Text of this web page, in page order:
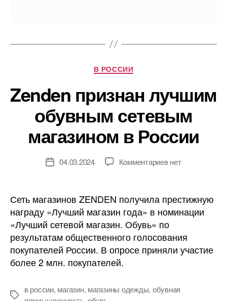
Рубрики
В РОССИИ
Zenden признан лучшим
обувным сетевым
магазином в России
Дата04.03.2024 Комментариевк
лучшим
обувным
сетевым
магазином
в
нет
Сеть магазинов ZENDEN получила престижную
награду «Лучший магазин года» в номинации
«Лучший сетевой магазин. Обувь» по
результатам общественного голосования
покупателей России. В опросе приняли участие
более 2 млн. покупателей.
Метки
в россии, магазин, магазины одежды, обувная